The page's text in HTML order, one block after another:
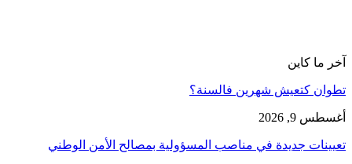
آخر ما كاين
تطوان كتعيش شهرين فالسنة؟
أغسطس 9, 2026
تعيينات جديدة في مناصب المسؤولية بمصالح الأمن الوطني